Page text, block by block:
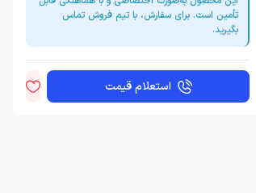
تأمین است. برای سفارش، با تیم فروش تماس
بگیرید.
استعلام قیمت